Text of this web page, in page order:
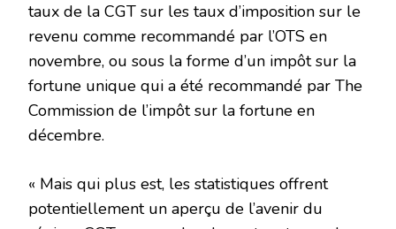
taux de la CGT sur les taux d’imposition sur le
revenu comme recommandé par l’OTS en
novembre, ou sous la forme d’un impôt sur la
fortune unique qui a été recommandé par The
Commission de l’impôt sur la fortune en
décembre.
« Mais qui plus est, les statistiques offrent
potentiellement un aperçu de l’avenir du